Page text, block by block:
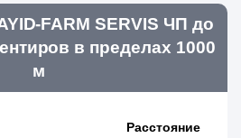
FARM SERVIS ЧП до
в пределах 1000
м
Расстояние